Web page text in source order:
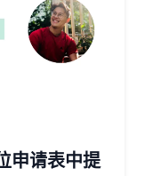
申请表中提